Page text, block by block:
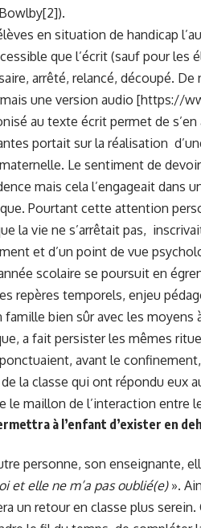
[2]).
en situation de handicap
que l’écrit (sauf pour les
arrêté, relancé, découpé.
une version audio [https://
au texte écrit permet de s’en
portait sur la réalisation
Le sentiment de
mais cela l’engageait dans
Pourtant cette attention
la vie ne s’arrêtait pas,
et d’un point de vue
scolaire se poursuit en
repères temporels, enjeu
famille bien sûr avec les
a fait persister les mêmes
avant le
la classe qui ont répondu eux
le maillon de l’interaction entre
à l’enfant d’exister en
personne, son enseignante,
et elle ne m’a pas oublié(e)».
un retour en classe plus